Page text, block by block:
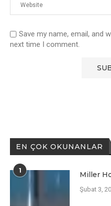
Save my name, email, and
next time I comment.
EN ÇOK OKUNANLAR
1 Miller
Şubat 3,